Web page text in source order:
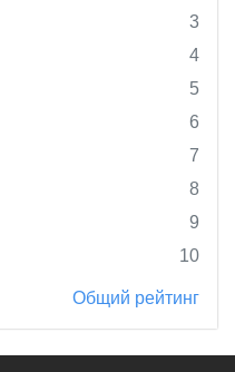
3
4
5
6
7
8
9
10
Общий рейтинг